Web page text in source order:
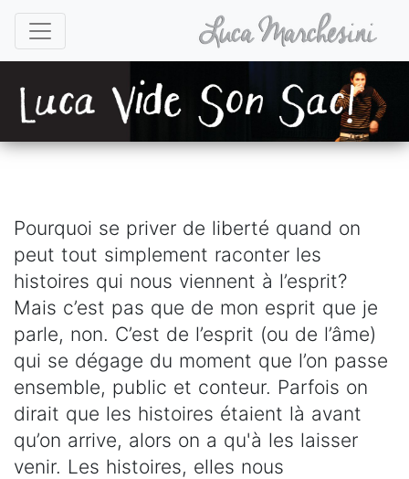
Pourquoi se priver de liberté quand on
peut tout simplement raconter les
histoires qui nous viennent à l’esprit?
Mais c’est pas que de mon esprit que je
parle, non. C’est de l’esprit (ou de l’âme)
qui se dégage du moment que l’on passe
ensemble, public et conteur. Parfois on
dirait que les histoires étaient là avant
qu’on arrive, alors on a qu'à les laisser
venir. Les histoires, elles nous